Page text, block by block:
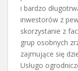
i bardzo
inwestorów z
skorzystanie z
grup osobnych
zajmujące się
Usługo